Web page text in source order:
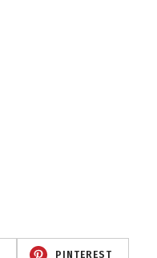
PINTEREST